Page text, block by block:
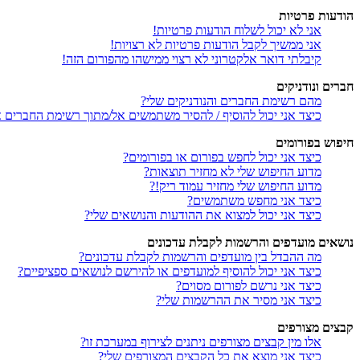
הודעות פרטיות
אני לא יכול לשלוח הודעות פרטיות!
אני ממשיך לקבל הודעות פרטיות לא רצויות!
קיבלתי דואר אלקטרוני לא רצוי ממישהו מהפורום הזה!
חברים ונודניקים
מהם רשימת החברים והנודניקים שלי?
כיצד אני יכול להוסיף / להסיר משתמשים אל/מתוך רשימת החברים
חיפוש בפורומים
כיצד אני יכול לחפש בפורום או בפורומים?
מדוע החיפוש שלי לא מחזיר תוצאות?
מדוע החיפוש שלי מחזיר עמוד ריק!?
כיצד אני מחפש משתמשים?
כיצד אני יכול למצוא את ההודעות והנושאים שלי?
נושאים מועדפים והרשמות לקבלת עדכונים
מה ההבדל בין מועדפים והרשמות לקבלת עדכונים?
כיצד אני יכול להוסיף למועדפים או להירשם לנושאים ספציפיים?
כיצד אני נרשם לפורום מסוים?
כיצד אני מסיר את ההרשמות שלי?
קבצים מצורפים
אלו מין קבצים מצורפים ניתנים לצירוף במערכת זו?
כיצד אני מוצא את כל הקבצים המצורפים שלי?